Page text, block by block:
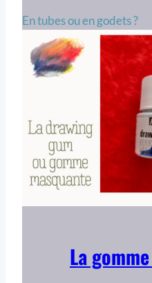
En tubes ou en godets ?
La